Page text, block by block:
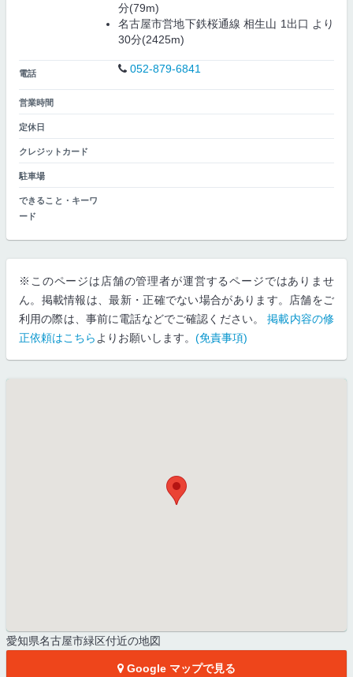
分(79m)
名古屋市営地下鉄桜通線 相生山 1出口 より
30分(2425m)
電話 052-879-6841
営業時間
定休日
クレジットカード
駐車場
できること・キーワ
ード
※このページは店舗の管理者が運営するページではありませ
ん。掲載情報は、最新・正確でない場合があります。店舗をご
利用の際は、事前に電話などでご確認ください。掲載内容の修
正依頼はこちら よりお願いします。 (免責事項)
愛知県名古屋市緑区付近の地図
Google マップで見る